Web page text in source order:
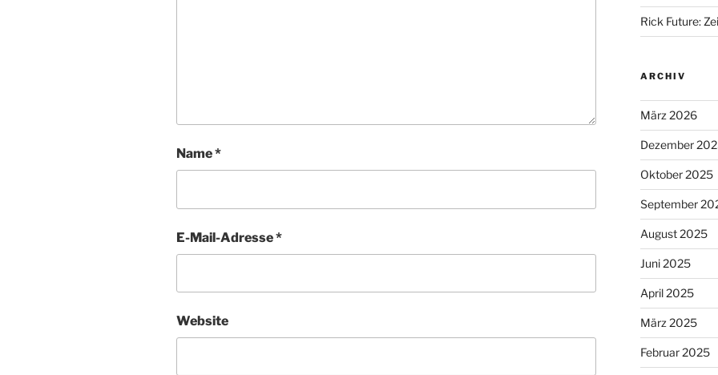
Name*
E-Mail-Adresse*
Website
Rick Future:
ARCHIV
März 2026
Dezember
Oktober 2025
September
August 2025
Juni 2025
April 2025
März 2025
Februar 2025